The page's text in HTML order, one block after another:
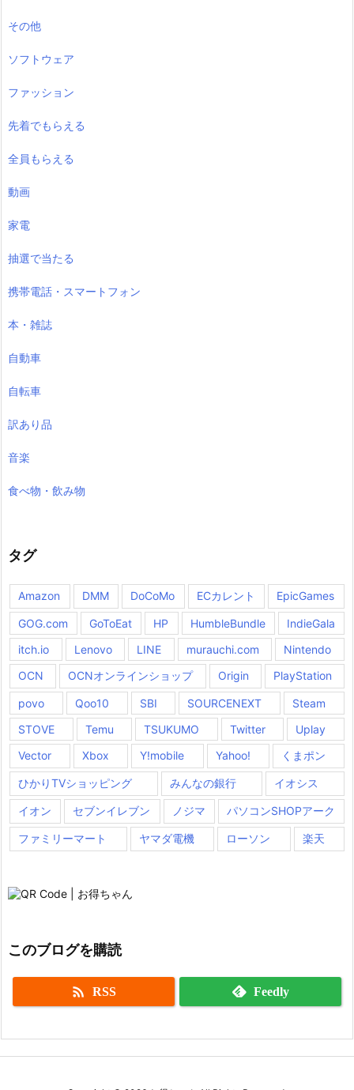
その他
ソフトウェア
ファッション
先着でもらえる
全員もらえる
動画
家電
抽選で当たる
携帯電話・スマートフォン
本・雑誌
自動車
自転車
訳あり品
音楽
食べ物・飲み物
タグ
Amazon DMM DoCoMo ECカレント EpicGames
GOG.com GoToEat HP HumbleBundle
IndieGala
itch.io
Lenovo LINE murauchi.com
Nintendo
OCN
OCNオンラインショップ Origin PlayStation
povo Qoo10 SBI SOURCENEXT
Steam
STOVE
Temu TSUKUMO Twitter
Uplay
Vector
Xbox Y!mobile Yahoo! くまポン
ひかりTVショッピング みんなの銀行 イオシス
イオン セブンイレブン ノジマ パソコンSHOPアーク
ファミリーマート ヤマダ電機 ローソン 楽天
このブログを購読
 RSS Feedly